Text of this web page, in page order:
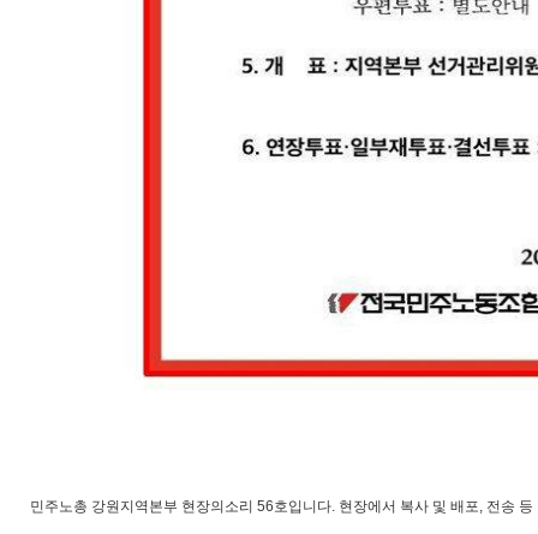
민주노총 강원지역본부 현장의소리 56호입니다. 현장에서 복사 및 배포, 전송